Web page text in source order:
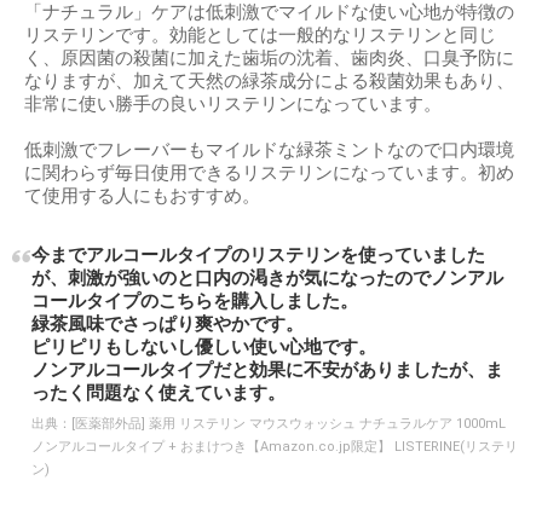
「ナチュラル」ケアは低刺激でマイルドな使い心地が特徴の
リステリンです。効能としては一般的なリステリンと同じ
く、原因菌の殺菌に加えた歯垢の沈着、歯肉炎、口臭予防に
なりますが、加えて天然の緑茶成分による殺菌効果もあり、
非常に使い勝手の良いリステリンになっています。
低刺激でフレーバーもマイルドな緑茶ミントなので口内環境
に関わらず毎日使用できるリステリンになっています。初め
て使用する人にもおすすめ。
今までアルコールタイプのリステリンを使っていました
が、刺激が強いのと口内の渇きが気になったのでノンアル
コールタイプのこちらを購入しました。
緑茶風味でさっぱり爽やかです。
ピリピリもしないし優しい使い心地です。
ノンアルコールタイプだと効果に不安がありましたが、ま
ったく問題なく使えています。
出典： [医薬部外品] 薬用 リステリン マウスウォッシュ ナチュラルケア 1000mL
ノンアルコールタイプ + おまけつき【Amazon.co.jp限定】 LISTERINE(リステリ
ン)